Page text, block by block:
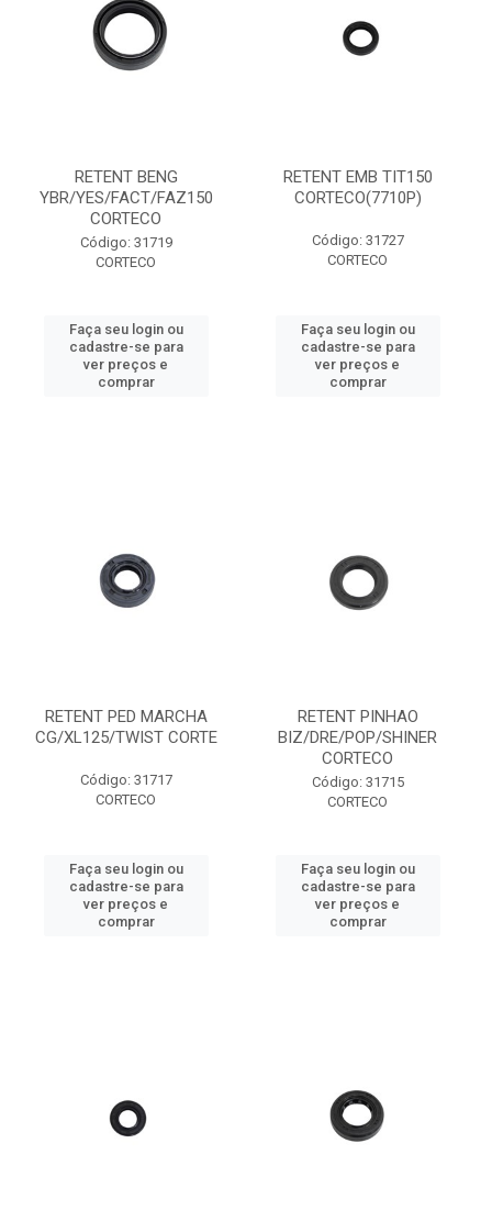
RETENT BENG
YBR/YES/FACT/FAZ150
CORTECO
Código: 31719
CORTECO
Faça seu login ou
cadastre-se para
ver preços e
comprar
RETENT EMB TIT150
CORTECO(7710P)
Código: 31727
CORTECO
Faça seu login ou
cadastre-se para
ver preços e
comprar
RETENT PED MARCHA
CG/XL125/TWIST CORTE
Código: 31717
CORTECO
Faça seu login ou
cadastre-se para
ver preços e
comprar
RETENT PINHAO
BIZ/DRE/POP/SHINER
CORTECO
Código: 31715
CORTECO
Faça seu login ou
cadastre-se para
ver preços e
comprar